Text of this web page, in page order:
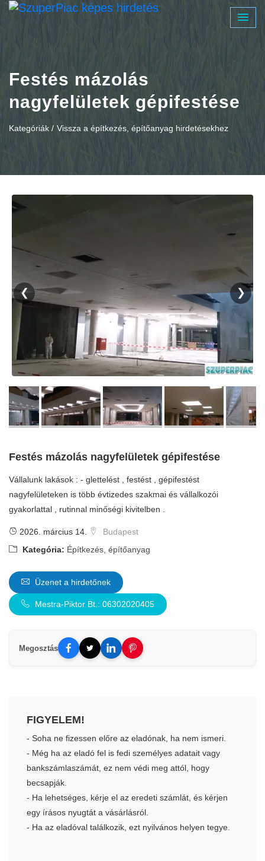
Festés mázolás
nagyfelületek gépifestése
Kategóriák / Vissza a építkezés, építőanyag hirdetésekhez
❮ ❯
Festés mázolás nagyfelületek gépifestése
Vállalunk lakások : - glettelést , festést , gépifestést
nagyfelületeken is több évtizedes szakmai és vállalkozói
gyakorlattal , rutinnal minőségi kivitelben .
2026. március 14.
Budapest
Kategória: Építkezés, építőanyag
Üzenet a hirdetőnek
Mestra-Piktor Bt.: 06302020405
Megosztás
FIGYELEM!
- Soha ne fizessen előre az eladónak, ha nem ismeri.
- Még ha az eladó fel is fedi személyes adatait vagy
bankszámlaszámát, ez nem védi meg attól, hogy
becsapják.
- Ha lehetséges, kérje el az eredeti számlát, és kérjen
egy írásos nyugtát a vásárlásról.
- Ha az eladóval találkozik, ezt nyilvános helyen tegye.